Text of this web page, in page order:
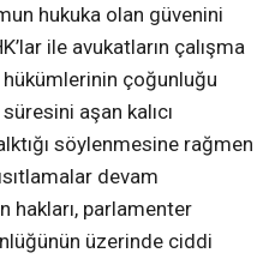
hukuka olan güvenini
ile avukatların çalışma
çoğunluğu
aşan kalıcı
söylenmesine rağmen
devam
hakları, parlamenter
üzerinde ciddi